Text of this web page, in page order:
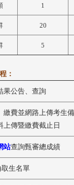
1
20
5
：
果公告、查詢
繳費並網路上傳考生
上傳暨繳費截止日
站查詢甄審總成績
生名單